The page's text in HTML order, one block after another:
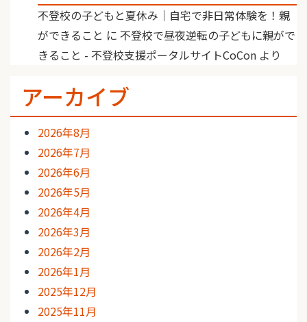
不登校の子どもと夏休み｜自宅で非日常体験を！親
ができること に 不登校で昼夜逆転の子どもに親がで
きること - 不登校支援ポータルサイトCoCon より
アーカイブ
2026年8月
2026年7月
2026年6月
2026年5月
2026年4月
2026年3月
2026年2月
2026年1月
2025年12月
2025年11月